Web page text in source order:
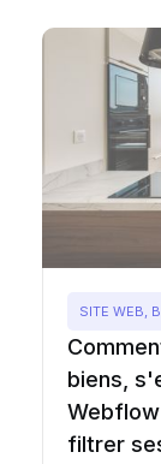
SITE WEB,
biens,
filtrer